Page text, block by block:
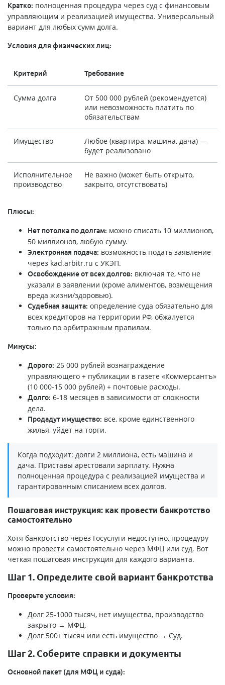
Кратко: полноценная процедура через суд с финансовым
управляющим и реализацией имущества. Универсальный
вариант для любых сумм долга.
Условия для физических лиц:
Критерий Требование
Сумма долга
От 500 000 рублей (рекомендуется)
или невозможность платить по
обязательствам
Имущество
Любое (квартира, машина, дача) —
будет реализовано
Исполнительное
производство
Не важно (может быть открыто,
закрыто, отсутствовать)
Плюсы:
Нет потолка по долгам: можно списать 10 миллионов,
50 миллионов, любую сумму.
Электронная подача: возможность подать заявление
через kad.arbitr.ru с УКЭП.
Освобождение от всех долгов: включая те, что не
указали в заявлении (кроме алиментов, возмещения
вреда жизни/здоровью).
Судебная защита: определение суда обязательно для
всех кредиторов на территории РФ, обжалуется
только по арбитражным правилам.
Минусы:
Дорого: 25 000 рублей вознаграждение
управляющего + публикации в газете «Коммерсантъ»
(10 000-15 000 рублей) + почтовые расходы.
Долго: 6-18 месяцев в зависимости от сложности
дела.
Продадут имущество: все, кроме единственного
жилья, уйдет на торги.
Когда подходит: долги 2 миллиона, есть машина и
дача. Приставы арестовали зарплату. Нужна
полноценная процедура с реализацией имущества и
гарантированным списанием всех долгов.
Пошаговая инструкция: как провести банкротство
самостоятельно
Хотя банкротство через Госуслуги недоступно, процедуру
можно провести самостоятельно через МФЦ или суд. Вот
четкая пошаговая инструкция для каждого варианта.
Шаг 1. Определите свой вариант банкротства
Проверьте условия:
Долг 25-1000 тысяч, нет имущества, производство
закрыто → МФЦ.
Долг 500+ тысяч или есть имущество → Суд.
Шаг 2. Соберите справки и документы
Основной пакет (для МФЦ и суда):